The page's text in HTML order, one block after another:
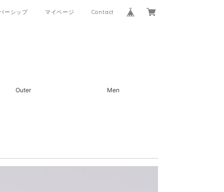
ーシップ マイページ Contact
Outer Men